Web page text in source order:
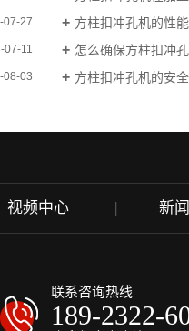
07-27 方柱扣冲孔机的性
07-11 怎么确保方柱扣冲
08-03 方柱扣冲孔机的安
视频中心 新
联系咨询热线
189-2322-